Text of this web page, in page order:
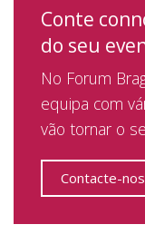
Conte
do seu
No Forum
equipa com
vão tornar o
Contacte-nos